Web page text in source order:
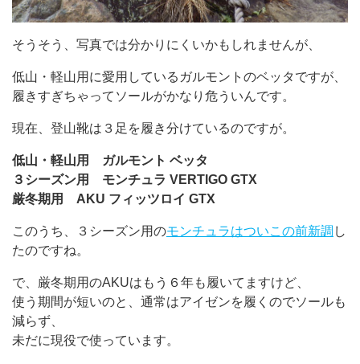
そうそう、写真では分かりにくいかもしれませんが、
低山・軽山用に愛用しているガルモントのベッタですが、
履きすぎちゃってソールがかなり危ういんです。
現在、登山靴は３足を履き分けているのですが。
低山・軽山用 ガルモント ベッタ
３シーズン用 モンチュラ VERTIGO GTX
厳冬期用 AKU フィッツロイ GTX
このうち、３シーズン用のモンチュラはついこの前新調 し
たのですね。
で、厳冬期用のAKUはもう６年も履いてますけど、
使う期間が短いのと、通常はアイゼンを履くのでソールも
減らず、
未だに現役で使っています。